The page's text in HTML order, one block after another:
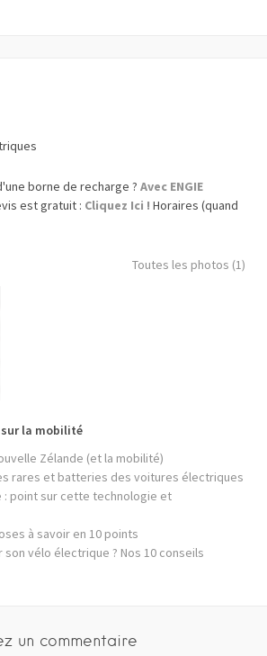
borne de recharge ? Avec ENGIE
est gratuit : Cliquez Ici ! Horaires (quand
Toutes les photos (1)
la mobilité
Zélande (et la mobilité)
rares et batteries des voitures électriques
: point sur cette technologie et
à savoir en 10 points
son vélo électrique ? Nos 10 conseils
un commentaire